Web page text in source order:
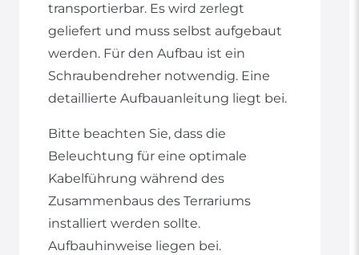
transportierbar. Es wird zerlegt
geliefert und muss selbst aufgebaut
werden. Für den Aufbau ist ein
Schraubendreher notwendig. Eine
detaillierte Aufbauanleitung liegt bei.
Bitte beachten Sie, dass die
Beleuchtung für eine optimale
Kabelführung während des
Zusammenbaus des Terrariums
installiert werden sollte.
Aufbauhinweise liegen bei.